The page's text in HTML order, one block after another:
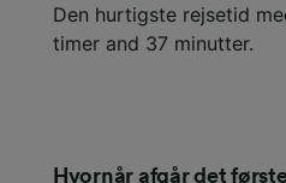
Den hurtigste rejsetid
timer and 37 minutter.
Hvornår afgår det